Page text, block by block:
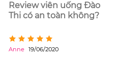
Review viên uống Đào
Thi có an toàn không?
Anne 19/06/2020